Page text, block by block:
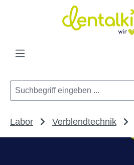
Zum Hauptinhalt springen
Labor Verblendtechnik